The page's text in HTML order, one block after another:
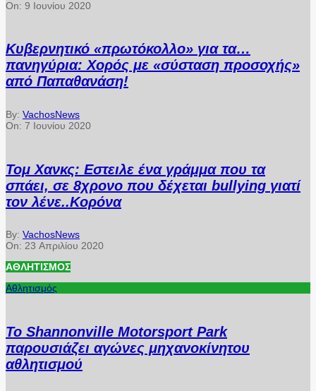
On: 9 Ιουνίου 2020
Κυβερνητικό «πρωτόκολλο» για τα…
πανηγύρια: Χορός με «σύσταση προσοχής»
από Παπαθανάση!
By: VachosNews
On: 7 Ιουνίου 2020
Τομ Χανκς: Εστειλε ένα γράμμα που τα
σπάει, σε 8χρονο που δέχεται bullying γιατί
τον λένε..Κορόνα
By: VachosNews
On: 23 Απριλίου 2020
ΑΘΛΗΤΙΣΜΌΣ
Αθλητισμός
Το Shannonville Motorsport Park
παρουσιάζει αγώνες μηχανοκίνητου
αθλητισμού